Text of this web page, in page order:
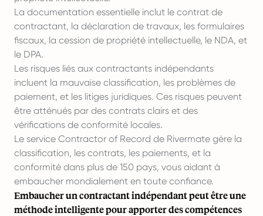
La documentation essentielle inclut le contrat de
contractant, la déclaration de travaux, les formulaires
fiscaux, la cession de propriété intellectuelle, le NDA, et
le DPA.
Les risques liés aux contractants indépendants
incluent la mauvaise classification, les problèmes de
paiement, et les litiges juridiques. Ces risques peuvent
être atténués par des contrats clairs et des
vérifications de conformité locales.
Le service Contractor of Record de Rivermate gère la
classification, les contrats, les paiements, et la
conformité dans plus de 150 pays, vous aidant à
embaucher mondialement en toute confiance.
Embaucher un contractant indépendant peut être une
méthode intelligente pour apporter des compétences